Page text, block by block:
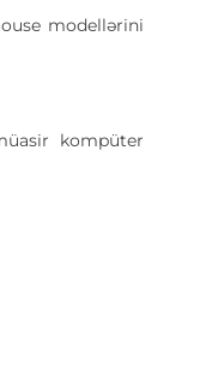
modellərini
kompüter